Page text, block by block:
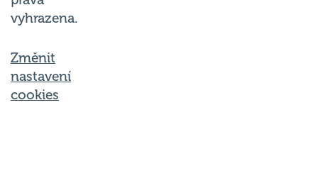
vyhrazena.
Změnit
nastavení
cookies